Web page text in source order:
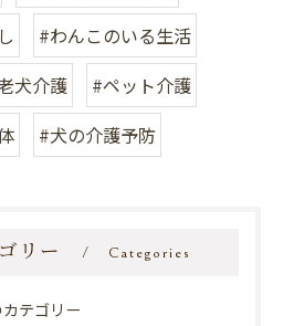
#わんこのいる生活
犬介護
#ペット介護
#犬の介護予防
リー Categories
テゴリー